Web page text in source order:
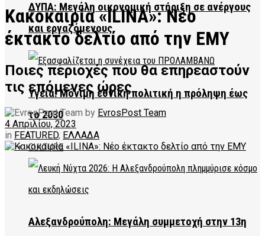
ΔΥΠΑ: Μεγάλη οικονομική στήριξη σε ανέργους
και εργαζόμενους
Υγεία: Μόνιμη εθνική πολιτική η πρόληψη έως
το 2030
CULTURE
Αλεξανδρούπολη: Μεγάλη συμμετοχή στην 13η
Κακοκαιρία «ILINA»: Νέο
έκτακτο δελτίο από την ΕΜΥ
Ποιες περιοχές που θα επηρεαστούν
τις επόμενες ώρες
by EvrosPost Team
4 Απριλίου, 2023
in FEATURED, ΕΛΛΑΔΑ